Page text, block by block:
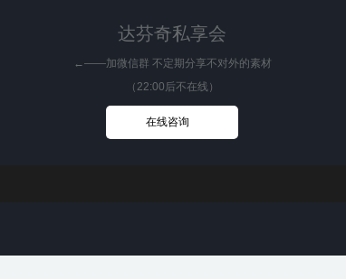
达芬奇私享会
←——加微信群 不定期分享不对外的素材
（22:00后不在线）
在线咨询